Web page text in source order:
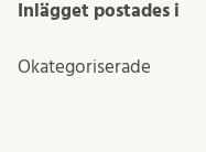
Inlägget postades i
Okategoriserade